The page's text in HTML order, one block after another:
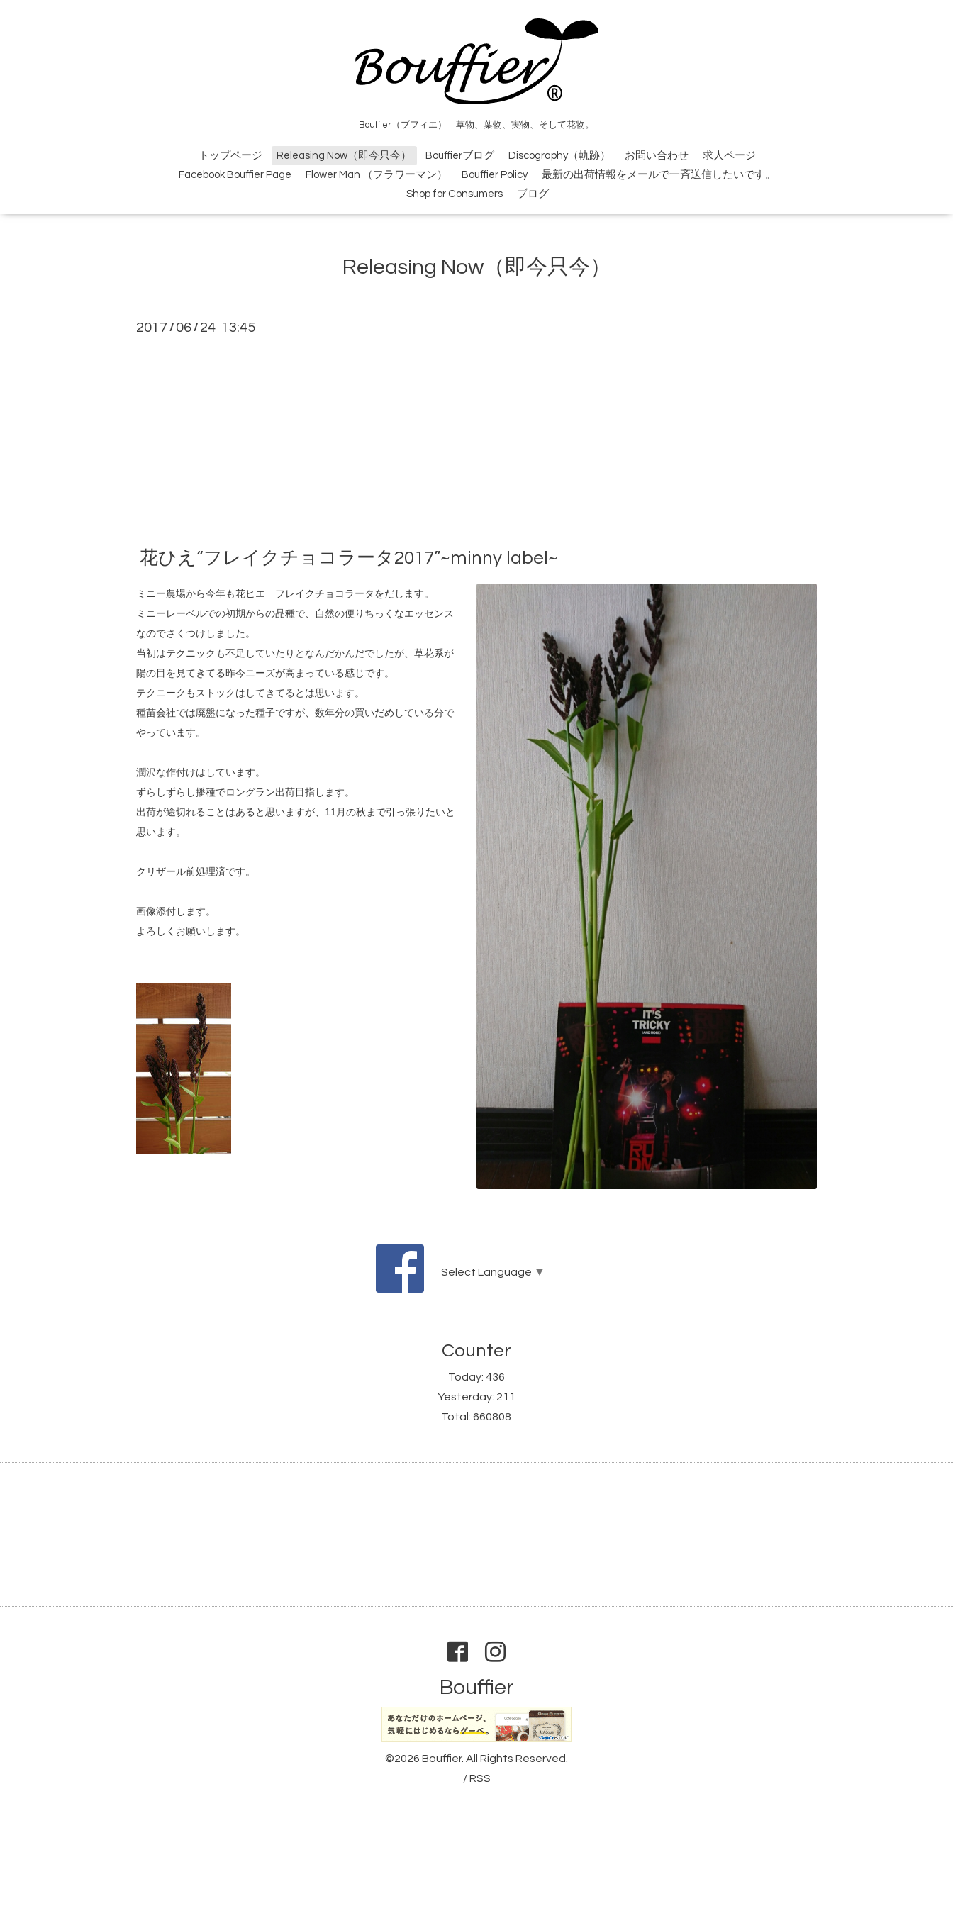
Bouffier（ブフィエ） 草物、葉物、実物、そして花物。
トップページ Releasing Now（即今只今） Bouffierブログ Discography（軌跡） お問い合わせ
求人ページ
Facebook Bouffier Page
Flower Man （フラワーマン） Bouffier Policy
最新の出荷情報をメールで一斉送信したいです。
Shop for Consumers
ブログ
Releasing Now（即今只今）
2017 / 06 / 24 13:45
花ひえ“フレイクチョコラータ2017”~minny label~
ミニー農場から今年も花ヒエ フレイクチョコラータをだします。
ミニーレーベルでの初期からの品種で、自然の便りちっくなエッセンス
なのでさくつけしました。
当初はテクニックも不足していたりとなんだかんだでしたが、草花系が
陽の目を見てきてる昨今ニーズが高まっている感じです。
テクニークもストックはしてきてるとは思います。
種苗会社では廃盤になった種子ですが、数年分の買いだめしている分で
やっています。
潤沢な作付けはしています。
ずらしずらし播種でロングラン出荷目指します。
出荷が途切れることはあると思いますが、11月の秋まで引っ張りたいと
思います。
クリザール前処理済です。
画像添付します。
よろしくお願いします。
Select Language ▼
Counter
Today: 436
Yesterday: 211
Total:660808
Bouffier
©2026 Bouffier. All Rights Reserved.
/RSS